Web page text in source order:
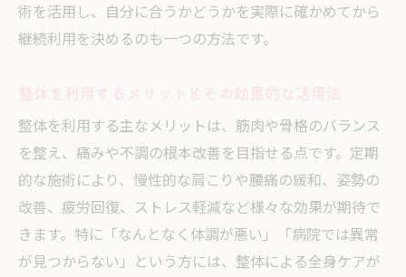
術を活用し、自分に合うかどうかを実際に確かめてから
継続利用を決めるのも一つの方法です。
整体を利用する主なメリットは、筋肉や骨格のバランス
を整え、痛みや不調の根本改善を目指せる点です。定期
的な施術により、慢性的な肩こりや腰痛の緩和、姿勢の
改善、疲労回復、ストレス軽減など様々な効果が期待で
きます。特に「なんとなく体調が悪い」「病院では異常
が見つからない」という方には、整体による全身ケアが